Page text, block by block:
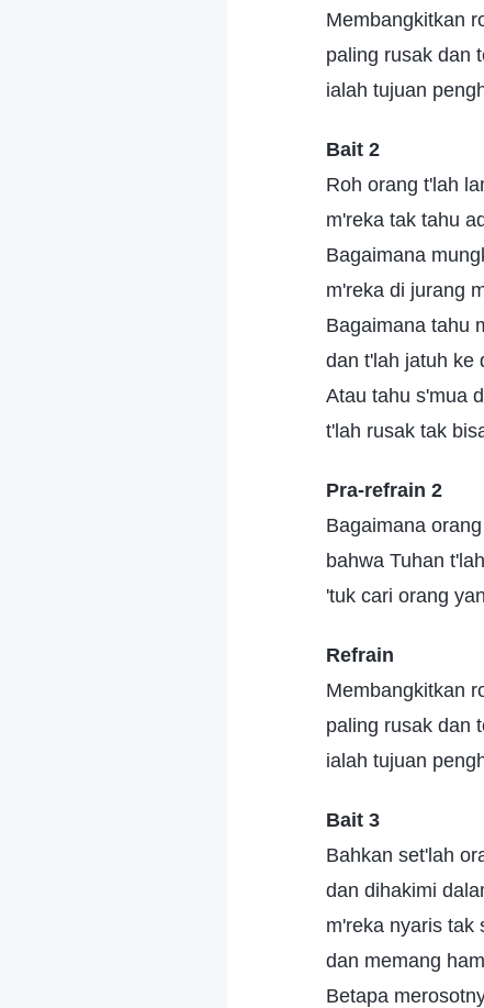
Membangkitkan
paling rusak dan
ialah tujuan
Bait 2
Roh orang t'lah
m'reka tak tahu
Bagaimana
m'reka di jurang
Bagaimana tahu
dan t'lah jatuh ke
Atau tahu s'mua
t'lah rusak tak
Pra-refrain 2
Bagaimana
bahwa Tuhan
'tuk cari orang
Refrain
Membangkitkan
paling rusak dan
ialah tujuan
Bait 3
Bahkan set'lah
dan dihakimi
m'reka nyaris tak
dan memang
Betapa